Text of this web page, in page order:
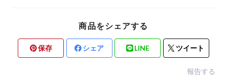
商品をシェアする
保存 シェア LINE ツイート
報告する